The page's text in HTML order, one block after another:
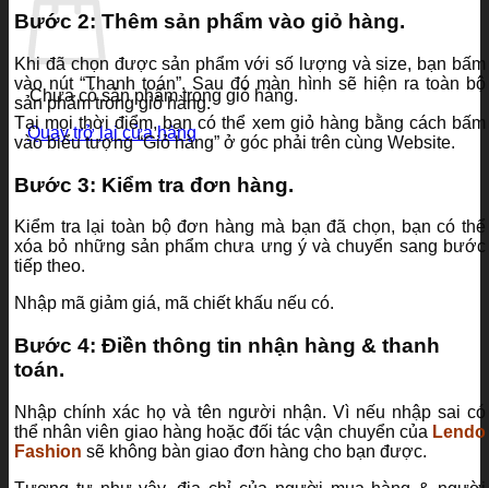
Chưa có sản phẩm trong giỏ hàng.
Quay trở lại cửa hàng
Bước 2: Thêm sản phẩm vào giỏ hàng.
Khi đã chọn được sản phẩm với số lượng và size, bạn bấm
vào nút “Thanh toán”. Sau đó màn hình sẽ hiện ra toàn bộ
sản phẩm trong giỏ hàng.
Tại mọi thời điểm, bạn có thể xem giỏ hàng bằng cách bấm
vào biểu tượng “Giỏ hàng” ở góc phải trên cùng Website.
Bước 3: Kiểm tra đơn hàng.
Kiểm tra lại toàn bộ đơn hàng mà bạn đã chọn, bạn có thể
xóa bỏ những sản phẩm chưa ưng ý và chuyển sang bước
tiếp theo.
Nhập mã giảm giá, mã chiết khấu nếu có.
Bước 4: Điền thông tin nhận hàng & thanh
toán.
Nhập chính xác họ và tên người nhận. Vì nếu nhập sai có
thể nhân viên giao hàng hoặc đối tác vận chuyển của Lendo
Fashion sẽ không bàn giao đơn hàng cho bạn được.